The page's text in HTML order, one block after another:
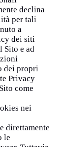
declina
per tali
a
dei siti
Sito e ad
dei propri
Privacy
come
nei
direttamente
le